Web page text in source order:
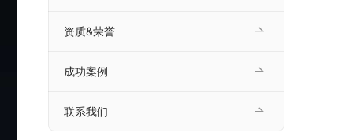
资质&荣誉
成功案例
联系我们